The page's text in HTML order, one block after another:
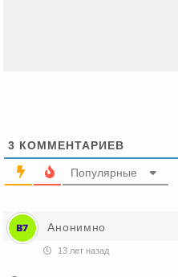
3 КОММЕНТАРИЕВ
Популярные
Анонимно
13 лет назад